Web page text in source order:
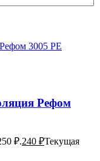
Рефом
₽.240 ₽Текущая